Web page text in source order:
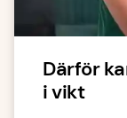
Därför
i vikt